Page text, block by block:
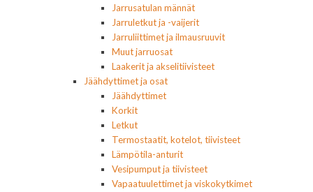
Jarrusatulan männät
Jarruletkut ja -vaijerit
Jarruliittimet ja ilmausruuvit
Muut jarruosat
Laakerit ja akselitiivisteet
Jäähdyttimet ja osat
Jäähdyttimet
Korkit
Letkut
Termostaatit, kotelot, tiivisteet
Lämpötila-anturit
Vesipumput ja tiivisteet
Vapaatuulettimet ja viskokytkimet